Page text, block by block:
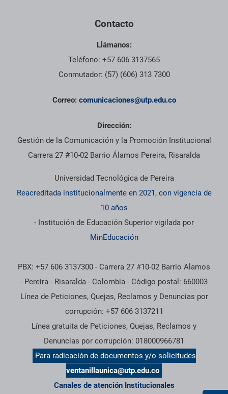
Contacto
Llámanos:
Teléfono: +57 606 3137565
Conmutador: (57) (606) 313 7300
Correo: comunicaciones@utp.edu.co
Dirección:
Gestión de la Comunicación y la Promoción Institucional
Carrera 27 #10-02 Barrio Álamos Pereira, Risaralda
Universidad Tecnológica de Pereira
Reacreditada institucionalmente en 2021, con vigencia de
10 años
- Institución de Educación Superior vigilada por
MinEducación
PBX: +57 606 3137300 - Carrera 27 #10-02 Barrio Alamos
- Pereira - Risaralda - Colombia - Código postal: 660003
Línea de Peticiones, Quejas, Reclamos y Denuncias por
corrupción: +57 606 3137211
Línea gratuita de Peticiones, Quejas, Reclamos y
Denuncias por corrupción: 018000966781
Para radicación de documentos y/o solicitudes
ventanillaunica@utp.edu.co
Canales de atención Institucionales